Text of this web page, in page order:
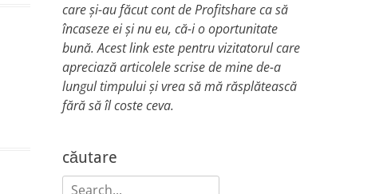
care și-au făcut cont de Profitshare ca să
încaseze ei și nu eu, că-i o oportunitate
bună. Acest link este pentru vizitatorul care
apreciază articolele scrise de mine de-a
lungul timpului și vrea să mă răsplătească
fără să îl coste ceva.
căutare
Search